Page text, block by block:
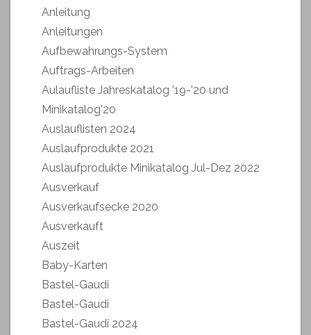
Anleitung
Anleitungen
Aufbewahrungs-System
Auftrags-Arbeiten
Aulaufliste Jahreskatalog '19-'20 und
Minikatalog'20
Auslauflisten 2024
Auslaufprodukte 2021
Auslaufprodukte Minikatalog Jul-Dez 2022
Ausverkauf
Ausverkaufsecke 2020
Ausverkauft
Auszeit
Baby-Karten
Bastel-Gaudi
Bastel-Gaudi
Bastel-Gaudi 2024